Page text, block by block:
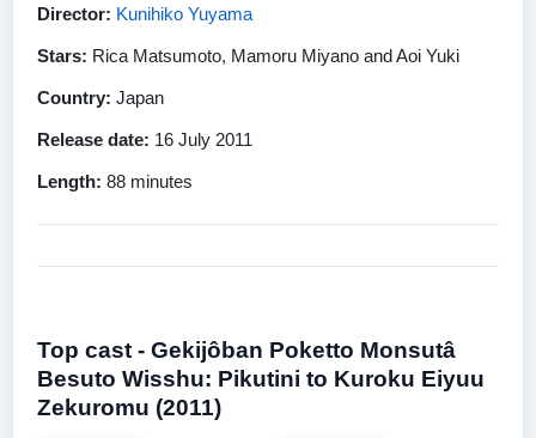
Director: Kunihiko Yuyama
Stars: Rica Matsumoto, Mamoru Miyano and Aoi Yuki
Country: Japan
Release date: 16 July 2011
Length: 88 minutes
Top cast - Gekijôban Poketto Monsutâ
Besuto Wisshu: Pikutini to Kuroku Eiyuu
Zekuromu (2011)